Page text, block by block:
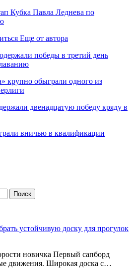
Кубка Павла Леднева по
Еще от автора
победы в третий день
крупно обыграли одного из
двенадцатую победу кряду в
вничью в квалификации
устойчивую доску для прогулок
новичка Первый сапборд
движения. Широкая доска с…